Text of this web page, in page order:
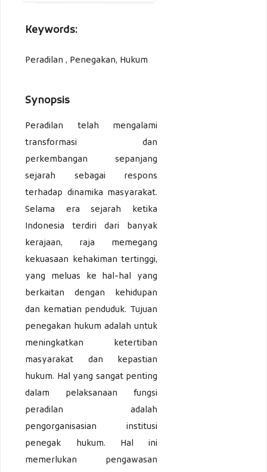
Keywords:
Peradilan , Penegakan, Hukum
Synopsis
Peradilan telah mengalami
transformasi dan
perkembangan sepanjang
sejarah sebagai respons
terhadap dinamika masyarakat.
Selama era sejarah ketika
Indonesia terdiri dari banyak
kerajaan, raja memegang
kekuasaan kehakiman tertinggi,
yang meluas ke hal-hal yang
berkaitan dengan kehidupan
dan kematian penduduk. Tujuan
penegakan hukum adalah untuk
meningkatkan ketertiban
masyarakat dan kepastian
hukum. Hal yang sangat penting
dalam pelaksanaan fungsi
peradilan adalah
pengorganisasian institusi
penegak hukum. Hal ini
memerlukan pengawasan